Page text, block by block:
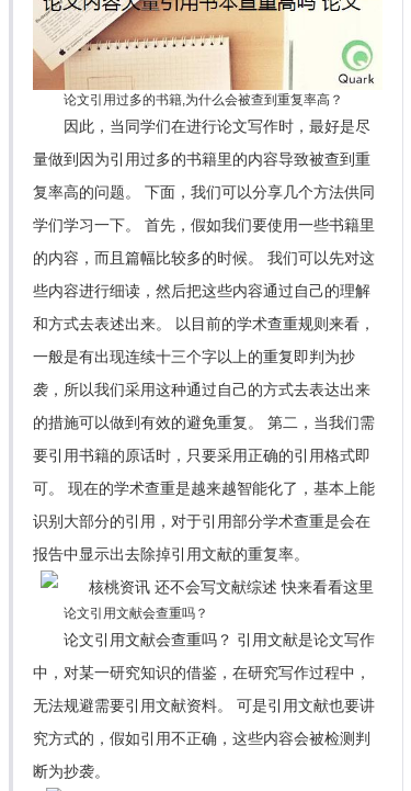
博士论文
论文引用过多的书籍,为什么会被查到重复率高？
因此，当同学们在进行论文写作时，最好是尽
量做到因为引用过多的书籍里的内容导致被查到重
复率高的问题。 下面，我们可以分享几个方法供同
学们学习一下。 首先，假如我们要使用一些书籍里
的内容，而且篇幅比较多的时候。 我们可以先对这
些内容进行细读，然后把这些内容通过自己的理解
和方式去表述出来。 以目前的学术查重规则来看，
一般是有出现连续十三个字以上的重复即判为抄
袭，所以我们采用这种通过自己的方式去表达出来
的措施可以做到有效的避免重复。 第二，当我们需
要引用书籍的原话时，只要采用正确的引用格式即
可。 现在的学术查重是越来越智能化了，基本上能
识别大部分的引用，对于引用部分学术查重是会在
报告中显示出去除掉引用文献的重复率。
论文引用文献会查重吗？
论文引用文献会查重吗？ 引用文献是论文写作
中，对某一研究知识的借鉴，在研究写作过程中，
无法规避需要引用文献资料。 可是引用文献也要讲
究方式的，假如引用不正确，这些内容会被检测判
断为抄袭。